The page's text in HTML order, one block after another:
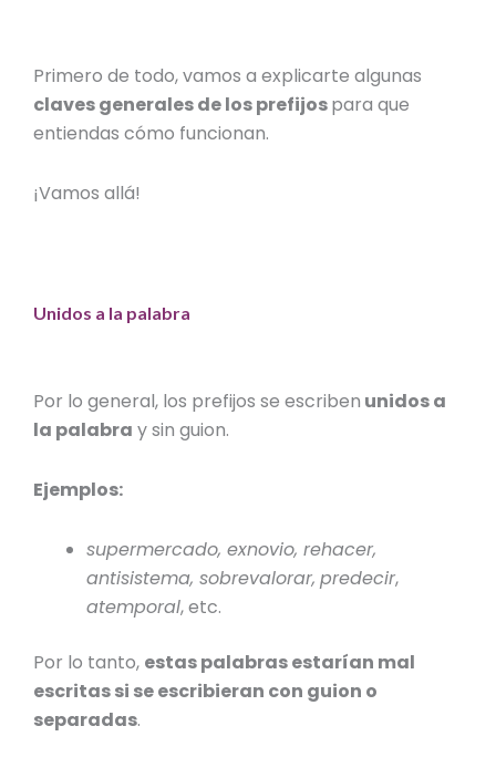
Primero de todo, vamos a explicarte algunas
claves generales de los prefijospara que
entiendas cómo funcionan.
¡Vamos allá!
Unidos a la palabra
Por lo general, los prefijos se escriben unidos a
la palabra y sin guion.
Ejemplos:
supermercado, exnovio, rehacer,
antisistema, sobrevalorar, predecir,
atemporal, etc.
Por lo tanto, estas palabras estarían mal
escritas si se escribieran con guion o
separadas.